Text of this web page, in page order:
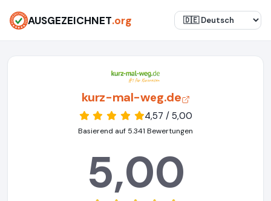
AUSGEZEICHNET.org
kurz-mal-weg.de
4,57 / 5,00
Basierend auf 5.341 Bewertungen
5,00